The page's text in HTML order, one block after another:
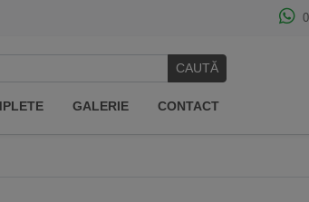
CAUTĂ
GALERIE CONTACT